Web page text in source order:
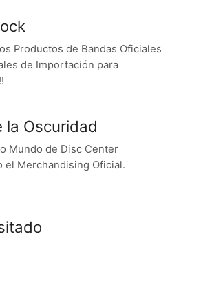
Productos de Bandas Oficiales
de Importación para
la Oscuridad
Mundo de Disc Center
el Merchandising Oficial.